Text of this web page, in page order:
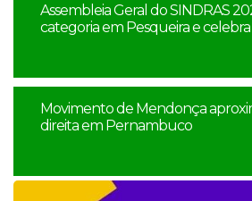
Assembleia Geral do SINDRAS
categoria em Pesqueira e celebra
Movimento de Mendonça
direita em Pernambuco